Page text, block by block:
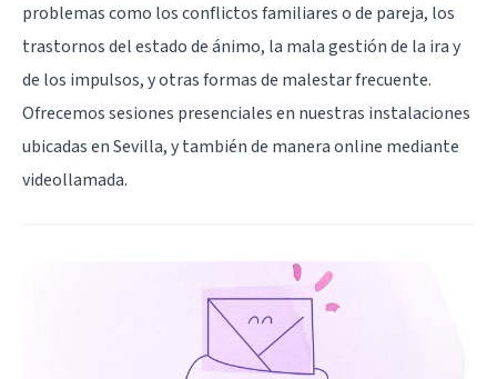
problemas como los conflictos familiares o de pareja, los
trastornos del estado de ánimo, la mala gestión de la ira y
de los impulsos, y otras formas de malestar frecuente.
Ofrecemos sesiones presenciales en nuestras instalaciones
ubicadas en Sevilla, y también de manera online mediante
videollamada.